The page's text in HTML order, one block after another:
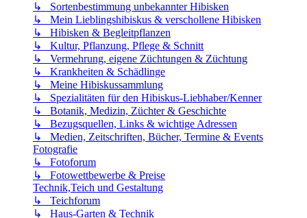
↳ Sortenbestimmung unbekannter Hibisken
↳ Mein Lieblingshibiskus & verschollene Hibisken
↳ Hibisken & Begleitpflanzen
↳ Kultur, Pflanzung, Pflege & Schnitt
↳ Vermehrung, eigene Züchtungen & Züchtung
↳ Krankheiten & Schädlinge
↳ Meine Hibiskussammlung
↳ Spezialitäten für den Hibiskus-Liebhaber/Kenner
↳ Botanik, Medizin, Züchter & Geschichte
↳ Bezugsquellen, Links & wichtige Adressen
↳ Medien, Zeitschriften, Bücher, Termine & Events
Fotografie
↳ Fotoforum
↳ Fotowettbewerbe & Preise
Technik,Teich und Gestaltung
↳ Teichforum
↳ Haus-Garten & Technik